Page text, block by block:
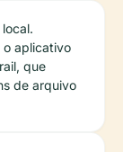
o aplicativo
que
de arquivo